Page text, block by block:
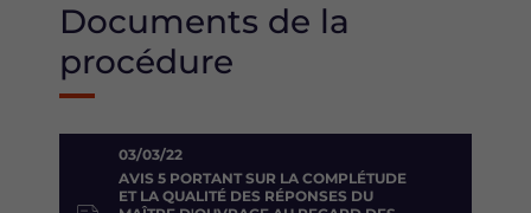
Documents de la
procédure
03/03/22
AVIS 5 PORTANT SUR LA COMPLÉTUDE
ET LA QUALITÉ DES RÉPONSES DU